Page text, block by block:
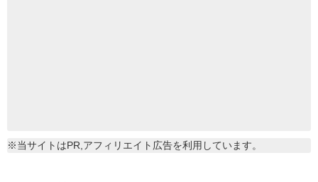
※当サイトはPR,アフィリエイト広告を利用しています。